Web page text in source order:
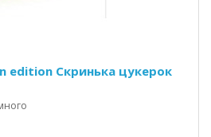
edition Скринька цукерок